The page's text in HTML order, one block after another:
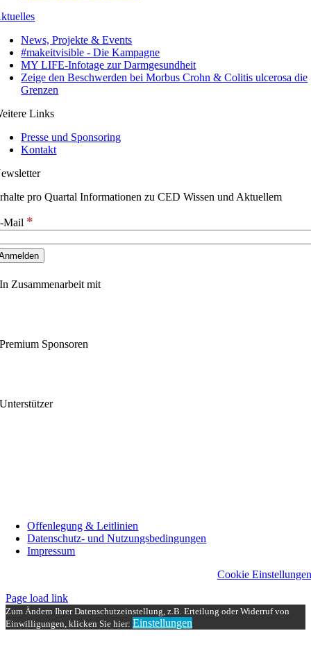
News, Projekte & Events
#makeitvisible - Die Kampagne
MY LIFE-Infotage zur Darmgesundheit
Zeige den Beschwerden bei Morbus Crohn & Colitis ulcerosa die
Grenzen
Links
Presse und Sponsoring
Kontakt
pro Quartal Informationen zu CED Wissen und Aktuellem
Mail *
In Zusammenarbeit mit
Premium Sponsoren
Unterstützer
Offenlegung & Leitlinien
Datenschutz- und Nutzungsbedingungen
Impressum
Cookie Einstellungen
Page load link
Zum Ändern Ihrer Datenschutzeinstellung, z.B. Erteilung oder Widerruf von
Einwilligungen, klicken Sie hier: Einstellungen